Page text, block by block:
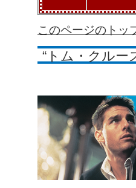
このページのトッ
“トム・クルー